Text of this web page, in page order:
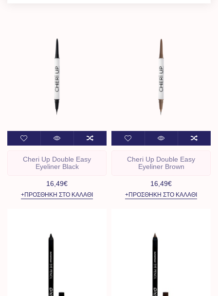
Cheri Up Double Easy
Eyeliner Black
16,49€
+ΠΡΟΣΘΉΚΗ ΣΤΟ ΚΑΛΆΘΙ
Cheri Up Double Easy
Eyeliner Brown
16,49€
+ΠΡΟΣΘΉΚΗ ΣΤΟ ΚΑΛΆΘΙ